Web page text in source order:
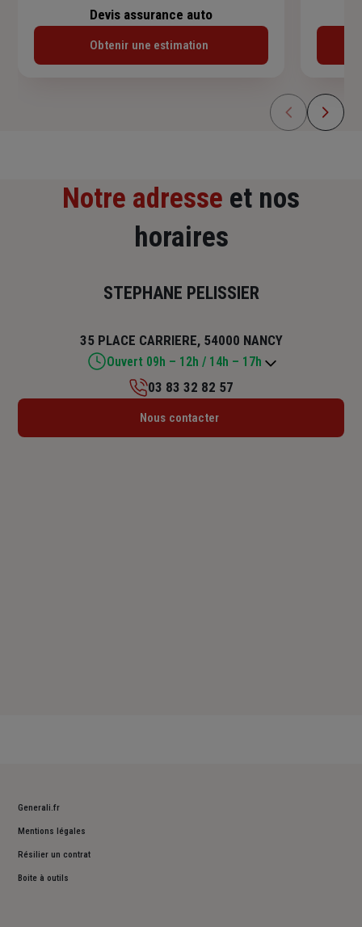
Devis assurance auto
Obtenir une estimation
Notre adresse et nos
horaires
STEPHANE PELISSIER
35 PLACE CARRIERE, 54000 NANCY
Ouvert 09h – 12h / 14h – 17h
Lundi : 09h – 12h / 14h – 17h
03 83 32 82 57
Nous contacter
Generali.fr
Mentions légales
Résilier un contrat
Boite à outils